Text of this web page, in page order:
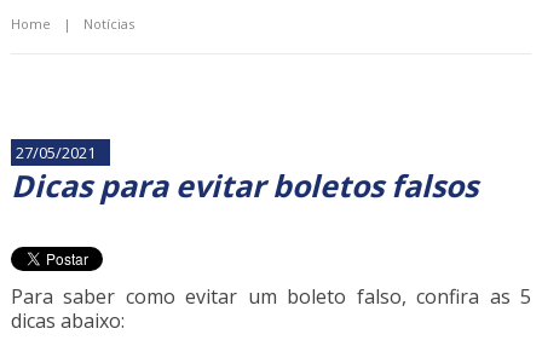
Home | Notícias
27/05/2021
Dicas para evitar boletos falsos
Para saber como evitar um boleto falso, confira as 5
dicas abaixo: